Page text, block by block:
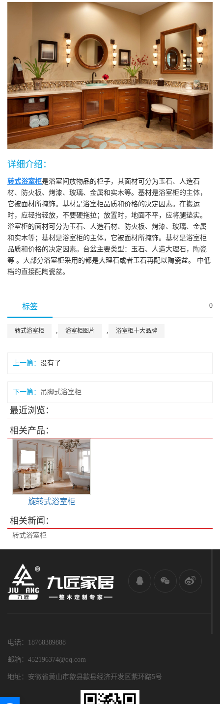
详细介绍：
转式浴室柜是浴室间放物品的柜子，其面材可分为玉石、人造石
材、防火板、烤漆、玻璃、金属和实木等。基材是浴室柜的主体，
它被面材所掩饰。基材是浴室柜品质和价格的决定因素。在搬运
时，应轻抬轻放，不要硬拖拉；放置时，地面不平，应将腿垫实。
浴室柜的面材可分为玉石、人造石材、防火板、烤漆、玻璃、金属
和实木等；基材是浴室柜的主体，它被面材所掩饰。基材是浴室柜
品质和价格的决定因素。台盆主要类型：玉石、人造大理石，陶瓷
等 。大部分浴室柜采用的都是大理石或者玉石再配以陶瓷盆。 中低
档的直接配陶瓷盆。
标签 0
转式浴室柜 浴室柜图片 浴室柜十大品牌
上一篇： 没有了
下一篇： 吊脚式浴室柜
最近浏览：
相关产品：
旋转式浴室柜
相关新闻：
转式浴室柜
电话：18768389888
邮箱：452196374@qq.com
地址：安徽省黄山市歙县歙县经济开发区紫环路5号